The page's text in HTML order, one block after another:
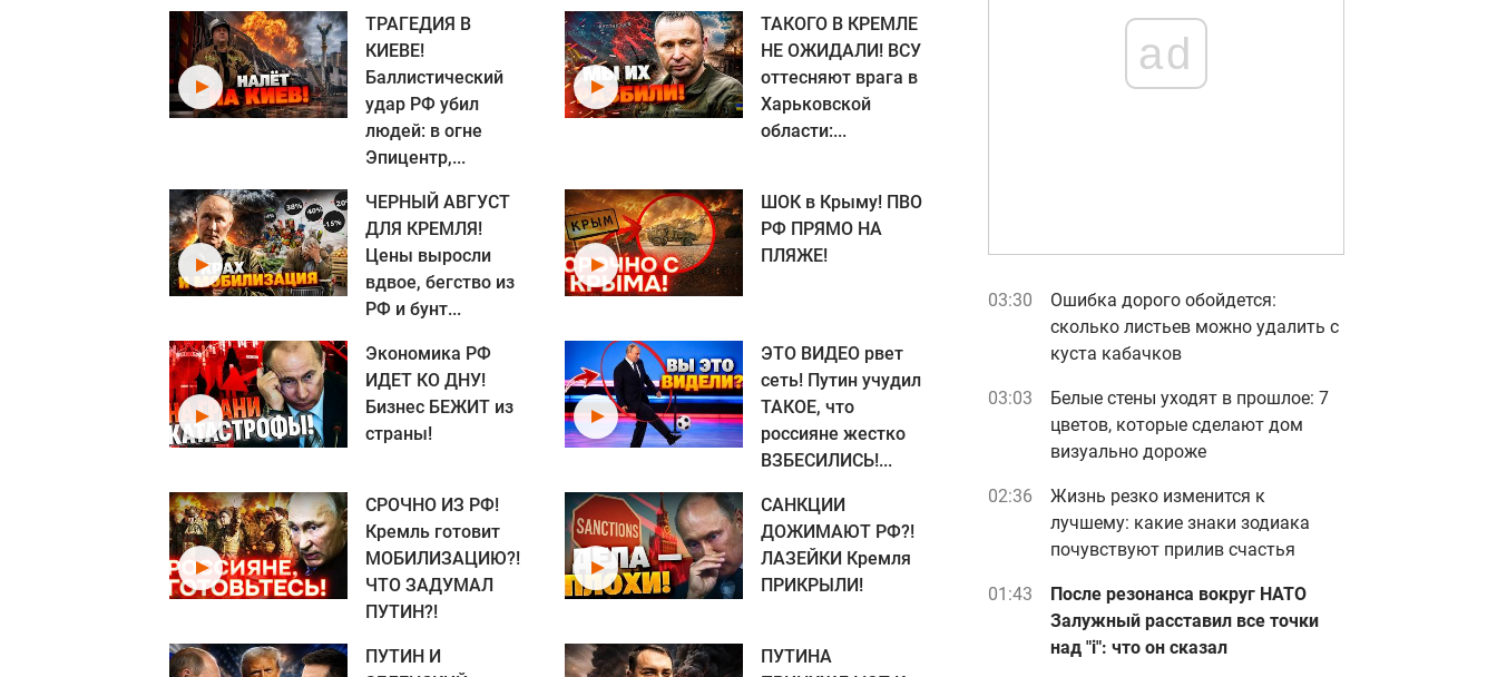
ТРАГЕДИЯ В
КИЕВЕ!
Баллистический
удар РФ убил
людей: в огне
Эпицентр,...
ТАКОГО В КРЕМЛЕ
НЕ ОЖИДАЛИ! ВСУ
оттесняют врага в
Харьковской
области:...
ЧЕРНЫЙ АВГУСТ
ДЛЯ КРЕМЛЯ!
Цены выросли
вдвое, бегство из
РФ и бунт...
ШОК в Крыму! ПВО
РФ ПРЯМО НА
ПЛЯЖЕ!
Экономика РФ
ИДЕТ КО ДНУ!
Бизнес БЕЖИТ из
страны!
ЭТО ВИДЕО рвет
сеть! Путин учудил
ТАКОЕ, что
россияне жестко
ВЗБЕСИЛИСЬ!...
СРОЧНО ИЗ РФ!
Кремль готовит
МОБИЛИЗАЦИЮ?!
ЧТО ЗАДУМАЛ
ПУТИН?!
САНКЦИИ
ДОЖИМАЮТ РФ?!
ЛАЗЕЙКИ Кремля
ПРИКРЫЛИ!
ПУТИН И
ПУТИНА
ad
03:30
Ошибка дорого обойдется:
сколько листьев можно удалить с
куста кабачков
03:03
Белые стены уходят в прошлое: 7
цветов, которые сделают дом
визуально дороже
02:36
Жизнь резко изменится к
лучшему: какие знаки зодиака
почувствуют прилив счастья
01:43
После резонанса вокруг НАТО
Залужный расставил все точки
над "i": что он сказал